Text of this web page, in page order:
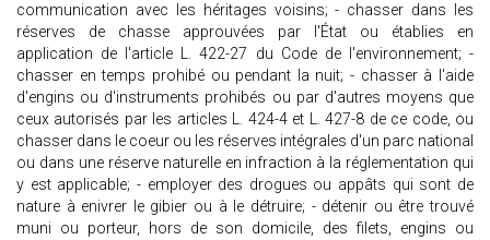
communication avec les héritages voisins; - chasser dans les
réserves de chasse approuvées par l'État ou établies en
application de l'article L. 422-27 du Code de l'environnement; -
chasser en temps prohibé ou pendant la nuit; - chasser à l'aide
d'engins ou d'instruments prohibés ou par d'autres moyens que
ceux autorisés par les articles L. 424-4 et L. 427-8 de ce code, ou
chasser dans le coeur ou les réserves intégrales d'un parc national
ou dans une réserve naturelle en infraction à la réglementation qui
y est applicable; - employer des drogues ou appâts qui sont de
nature à enivrer le gibier ou à le détruire; - détenir ou être trouvé
muni ou porteur, hors de son domicile, des filets, engins ou